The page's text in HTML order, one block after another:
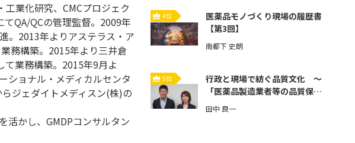
業化研究、CMCプロジェク
QA/QCの管理監督。2009年
。2013年よりアステラス・ア
務構築。2015年より三井倉
業務構築。2015年9月よ
ショナル・メディカルセンタ
ジェダイトメディスン(株)の
活かし、GMDPコンサルタン
4位
医薬品モノづくり現場の履歴書
【第3回】
南都下 史朗
5位
行政と現場で紡ぐ品質文化 ～
「医薬品製造業者等の品質保証
体制強化」とその先へ～【第3
回】
田中 良一